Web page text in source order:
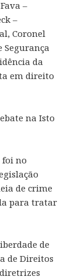
–
–
Coronel
Segurança
da
em direito
na Isto
foi no
de crime
para tratar
de
de Direitos